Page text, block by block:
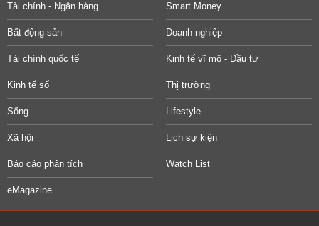
Tài chính - Ngân hàng Smart Money
Bất động sản Doanh nghiệp
Tài chính quốc tế Kinh tế vĩ mô - Đầu tư
Kinh tế số Thị trường
Sống Lifestyle
Xã hội Lịch sự kiện
Báo cáo phân tích Watch List
eMagazine